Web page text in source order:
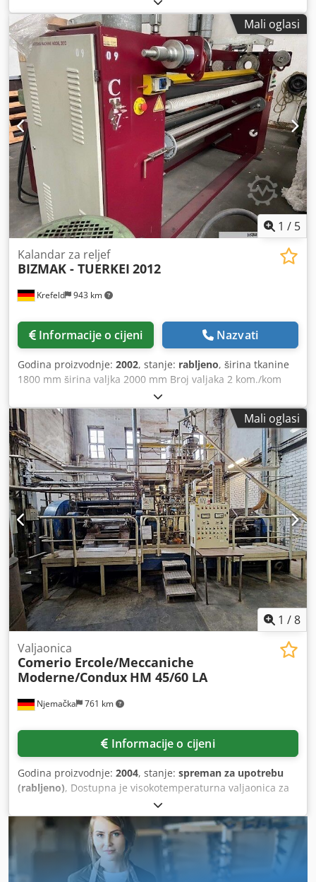
homogenizaciju. Radna širina: 600 mm, promjer valjka: 300
mm, težina: cca 1900 kg. Uključuje upravljački ormarić i
pribor. Dostupna je i dokumentacija. Moguća je inspekcija
na licu mjesta. Dodpfszli Uxsx Amgsck
Mali oglasi
1 / 5
Krefeld 943 km
Kalandar za reljef
BIZMAK - TUERKEI 2012
Informacije o cijeni Nazvati
Godina proizvodnje: 2002, stanje: rabljeno, širina tkanine
1800 mm širina valjka 2000 mm Broj valjaka 2 kom./kom
Graviranje gornjeg valjka ili čelika dia promjer gornjeg
valjka 210 mm Grijanje - Gornji Roller Electric Donji valjak
gumirani dia promjer donjeg valjka 300 mm poklopac
valjka - mekana guma 95 °Sh težina 2 t Potreban prostor
cca 3,0 x 1,5 x 1,8 m Kalender za utiskivanje sa zamjenjivim
gornjim valjkom, Sljedeći zamjenski valjci uključeni su uz
stroj: 1 čelični valjak, kromiran, 3 valjka za graviranje,
različiti dizajni, 1 zamjenski donji valjak s gumenim
premazom, na izlaznoj strani je namotaj malog doka koji se
diže, Dodst An E Ropfx Amgeck PAŽNJA: električna kontrola
je neispravna i mora se zamijeniti - dakle AKCIJSKA CIJENA
za vlastitu izradu,
Mali oglasi
1 /8
Njemačka 761 km
Valjaonica
Comerio Ercole/Meccaniche
Moderne/Condux HM 45/60 LA
Informacije o cijeni
Godina proizvodnje: 2004, stanje: spreman za upotrebu
(rabljeno), Dostupna je visokotemperaturna valjaonica za
mase ojačane staklenim vlaknima. 1) Veliki valjak Comerio
Ercole, godina proizvodnje: 1970., radna širina: 1500 mm,
promjer valjka: 600 mm, razmak valjaka: električno
podesiv, podmazivanje: podmazivanje cirkulacijom ulja. 2)
Mali valjak Meccaniche Moderne, godina proizvodnje:
1966., radna širina: 800 mm, promjer valjka: 400 mm,